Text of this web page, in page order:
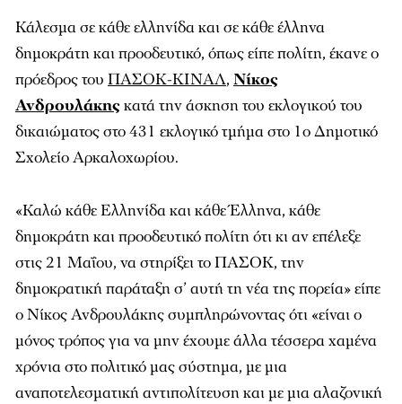
Κάλεσμα σε κάθε ελληνίδα και σε κάθε έλληνα
δημοκράτη και προοδευτικό, όπως είπε πολίτη, έκανε ο
πρόεδρος του ΠΑΣΟΚ-ΚΙΝΑΛ, Νίκος
Ανδρουλάκηςκατά την άσκηση του εκλογικού του
δικαιώματος στο 431 εκλογικό τμήμα στο 1ο Δημοτικό
Σχολείο Αρκαλοχωρίου.
«Καλώ κάθε Ελληνίδα και κάθε Έλληνα, κάθε
δημοκράτη και προοδευτικό πολίτη ότι κι αν επέλεξε
στις 21 Μαΐου, να στηρίξει το ΠΑΣΟΚ, την
δημοκρατική παράταξη σ’ αυτή τη νέα της πορεία» είπε
ο Νίκος Ανδρουλάκης συμπληρώνοντας ότι «είναι ο
μόνος τρόπος για να μην έχουμε άλλα τέσσερα χαμένα
χρόνια στο πολιτικό μας σύστημα, με μια
αναποτελεσματική αντιπολίτευση και με μια αλαζονική